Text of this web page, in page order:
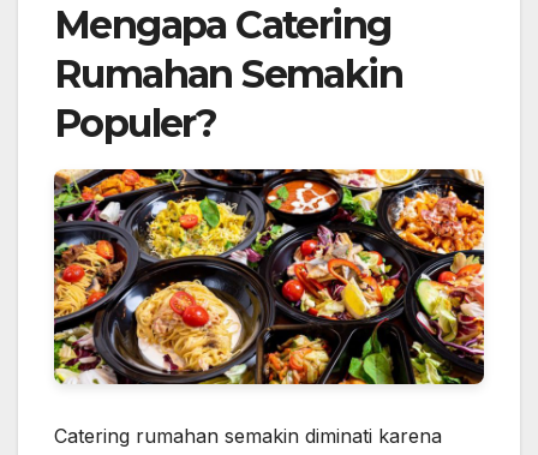
Mengapa Catering
Rumahan Semakin
Populer?
Catering rumahan semakin diminati karena